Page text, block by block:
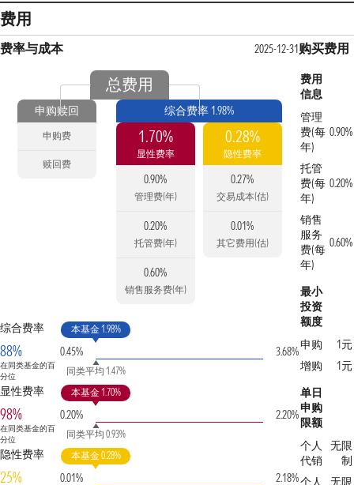
费用
费率与成本 2025-12-31
总费用
申购赎回
申购费
赎回费
综合费率 1.98%
1.70%
显性费率
0.90%
管理费(年)
0.20%
托管费(年)
0.60%
销售服务费(年)
0.28%
隐性费率
0.27%
交易成本(估)
0.01%
其它费用(估)
综合费率
88%
在同类基金的百
分位
0.45%
本基金 1.98%
同类平均 1.47%
3.68%
显性费率
98%
在同类基金的百
分位
0.20%
本基金 1.70%
同类平均 0.93%
2.20%
隐性费率
25% 0.01%
本基金 0.28%
2.18%
购买费用
费用
信息
管理
费(每
年)
0.90%
托管
费(每
年)
0.20%
销售
服务
费(每
年)
0.60%
最小
投资
额度
申购
1元
增购
1元
单日
申购
限额
个人
代销
无限
制
个人
无限